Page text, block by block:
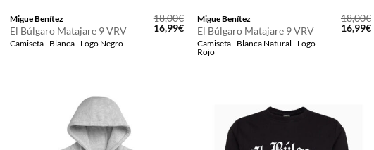
precio
actual
Migue Benítez
El Búlgaro Matajare 9 VRV
Camiseta - Blanca - Logo Negro
18,00€
El
precio
16,99€El
precio
actual
Migue Benítez
El Búlgaro Matajare 9 VRV
Camiseta - Blanca Natural - Logo
Rojo
18,00€
El
precio
16,99€El